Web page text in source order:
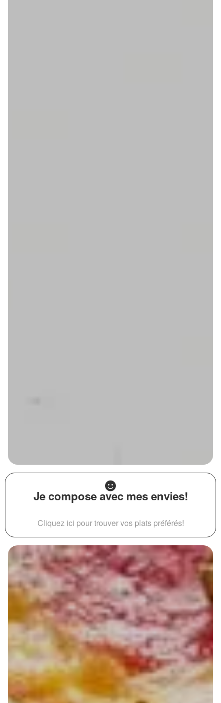
Je compose avec mes envies!
Cliquez ici pour trouver vos plats préférés!